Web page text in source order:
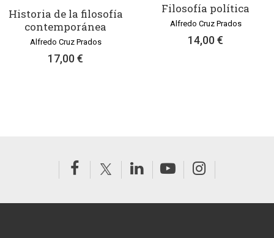
Historia de la filosofía
contemporánea
Alfredo Cruz Prados
17,00 €
Filosofía política
Alfredo Cruz Prados
14,00 €